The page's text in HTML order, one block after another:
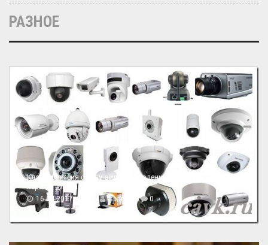
РАЗНОЕ
Классификация систем видеонаблюдения: выбираем лучший
вариант для частного дома
16-04-2017, 14:14 spamus 0